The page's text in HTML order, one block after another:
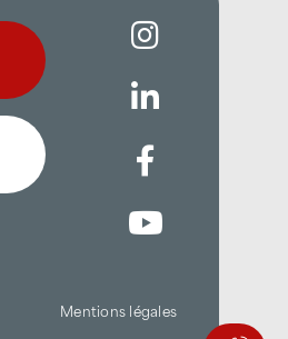
Mentions légales